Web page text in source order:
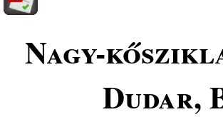
Nagy-
Dudar,